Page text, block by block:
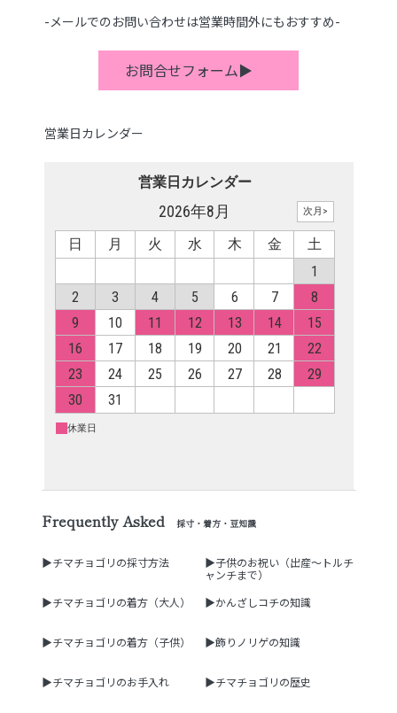
-メールでのお問い合わせは営業時間外にもおすすめ-
お問合せフォーム▶
営業日カレンダー
Frequently Asked 採寸・着方・豆知識
▶チマチョゴリの採寸方法
▶子供のお祝い（出産～トルチ
ャンチまで）
▶チマチョゴリの着方（大人）
▶かんざしコチの知識
▶チマチョゴリの着方（子供） ▶飾りノリゲの知識
▶チマチョゴリのお手入れ ▶チマチョゴリの歴史